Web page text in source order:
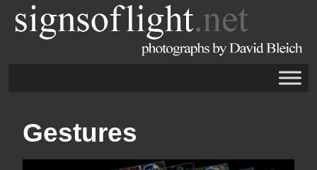
Gestures